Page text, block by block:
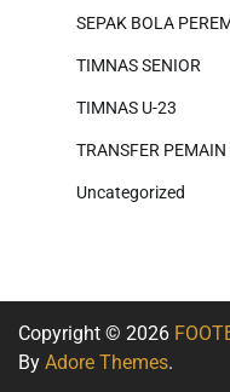
SEPAK BOLA
TIMNAS SENIOR
TIMNAS U-23
TRANSFER PEMAIN
Uncategorized
Copyright © 2026
By Adore Themes.